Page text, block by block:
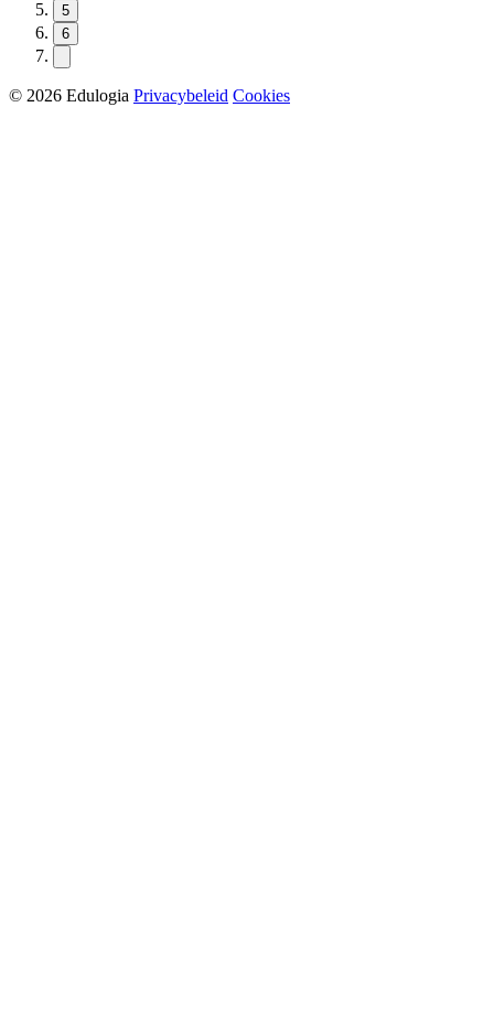
5
6
© 2026 Edulogia Privacybeleid Cookies